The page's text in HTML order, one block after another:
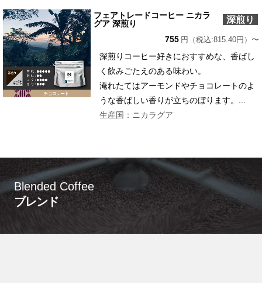
フェアトレードコーヒー ニカラ
グア 深煎り
深煎り
755 円（税込:815.40円）〜
深煎りコーヒー好きにおすすめな、香ばし
く飲みごたえのある味わい。
淹れたてはアーモンドやチョコレートのよ
うな香ばしい香りが立ちのぼります。...
生産国：ニカラグア
Blended Coffee
ブレンド